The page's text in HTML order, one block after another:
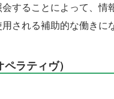
することによって、
される補助的な働きに
ラティヴ）